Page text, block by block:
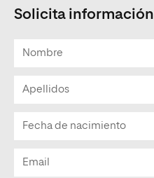
Solicita información